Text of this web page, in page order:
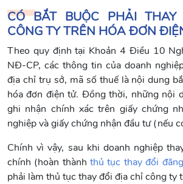
CÓ BẮT BUỘC PHẢI
CÔNG TY TRÊN HÓA ĐƠN
Theo quy định tại Khoản 4 Điều 10
NĐ-CP, các thông tin của doanh
địa chỉ trụ sở, mã số thuế là nội dung
hóa đơn điện tử. Đồng thời, những nội
ghi nhận chính xác trên giấy chứng
nghiệp và giấy chứng nhận đầu tư (nếu
Chính vì vậy, sau khi doanh nghiệp
chính (hoàn thànhthủ tục thay đổi
phải làm thủ tục thay đổi địa chỉ công ty